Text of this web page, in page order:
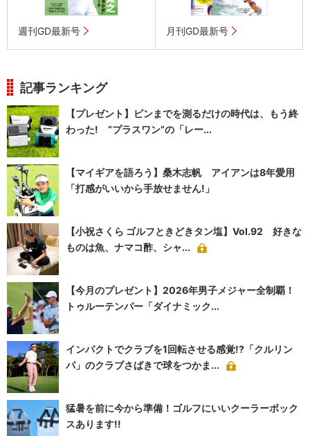
週刊GD最新号 月刊GD最新号
記事ランキング
【プレゼント】ピンまでを測るだけの時代は、もう終
わった! “プラスワン”の「レー...
【マイギアを語ろう】桑木志帆 アイアンは8年愛用
「打感がいいから手放せません!」
【小祝さくら ゴルフときどきタン塩】Vol.92 好きな
ものは魚、ナマコ酢、シャ...
【今月のプレゼント】2026年男子メジャー全制覇！
トゥルーテンパー「ダイナミック...
インパクトでクラブを1回転させる感覚!?「クルリン
パ」のクラブさばきで球をつかま...
猛暑を前に今から準備！ゴルフにいいクーラーボック
スあります!!